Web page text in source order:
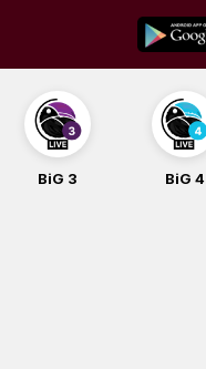
content
BiG 3 BiG 4